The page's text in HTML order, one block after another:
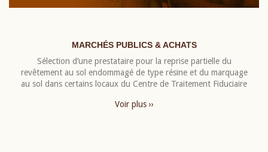
MARCHÉS PUBLICS & ACHATS
Sélection d’une prestataire pour la reprise partielle du
revêtement au sol endommagé de type résine et du marquage
au sol dans certains locaux du Centre de Traitement Fiduciaire
Voir plus ››